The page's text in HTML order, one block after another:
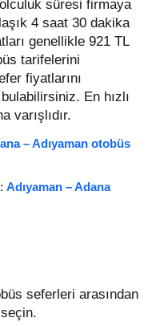
süresi firmaya
4 saat 30 dakika
genellikle 921 TL
tarifelerini
fiyatlarını
En hızlı
varışlıdır.
– Adıyaman otobüs
Adıyaman – Adana
seferleri arasından